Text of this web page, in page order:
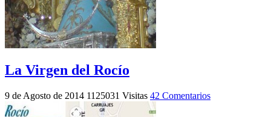
La Virgen del Rocío
9 de Agosto de 2014 1125031 Visitas 42 Comentarios